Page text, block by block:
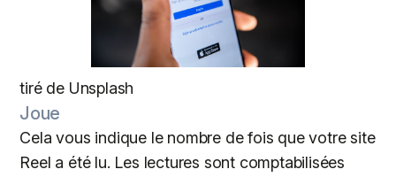
tiré de Unsplash
Joue
Cela vous indique le nombre de fois que votre site
Reel a été lu. Les lectures sont comptabilisées